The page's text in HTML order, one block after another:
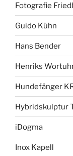
Fotografie
Guido Kühn
Hans Bender
Henriks
Hundefänger
Hybridskulptur
iDogma
Inox Kapell